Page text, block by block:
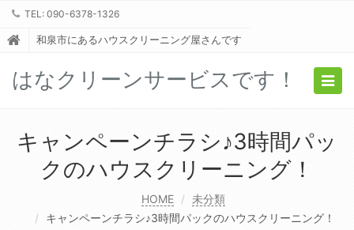
TEL: 090-6378-1326
和泉市にあるハウスクリーニング屋さんです
はなクリーンサービスです！
キャンペーンチラシ♪3時間パッ
クのハウスクリーニング！
HOME
未分類
キャンペーンチラシ♪3時間パックのハウスクリーニング！